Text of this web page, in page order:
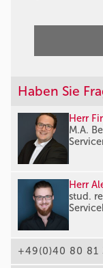
Haben Sie
Herr
M.A.
Herr
stud.
+49(0)40 80 81